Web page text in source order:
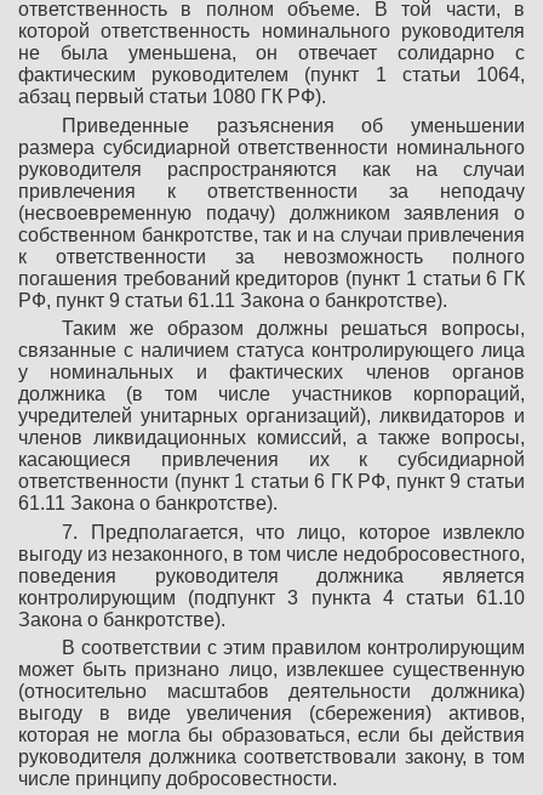
ответственность в полном объеме. В той части, в
которой ответственность номинального руководителя
не была уменьшена, он отвечает солидарно с
фактическим руководителем (пункт 1 статьи 1064,
абзац первый статьи 1080 ГК РФ).
Приведенные разъяснения об уменьшении
размера субсидиарной ответственности номинального
руководителя распространяются как на случаи
привлечения к ответственности за неподачу
(несвоевременную подачу) должником заявления о
собственном банкротстве, так и на случаи привлечения
к ответственности за невозможность полного
погашения требований кредиторов (пункт 1 статьи 6 ГК
РФ, пункт 9 статьи 61.11 Закона о банкротстве).
Таким же образом должны решаться вопросы,
связанные с наличием статуса контролирующего лица
у номинальных и фактических членов органов
должника (в том числе участников корпораций,
учредителей унитарных организаций), ликвидаторов и
членов ликвидационных комиссий, а также вопросы,
касающиеся привлечения их к субсидиарной
ответственности (пункт 1 статьи 6 ГК РФ, пункт 9 статьи
61.11 Закона о банкротстве).
7. Предполагается, что лицо, которое извлекло
выгоду из незаконного, в том числе недобросовестного,
поведения руководителя должника является
контролирующим (подпункт 3 пункта 4 статьи 61.10
Закона о банкротстве).
В соответствии с этим правилом контролирующим
может быть признано лицо, извлекшее существенную
(относительно масштабов деятельности должника)
выгоду в виде увеличения (сбережения) активов,
которая не могла бы образоваться, если бы действия
руководителя должника соответствовали закону, в том
числе принципу добросовестности.